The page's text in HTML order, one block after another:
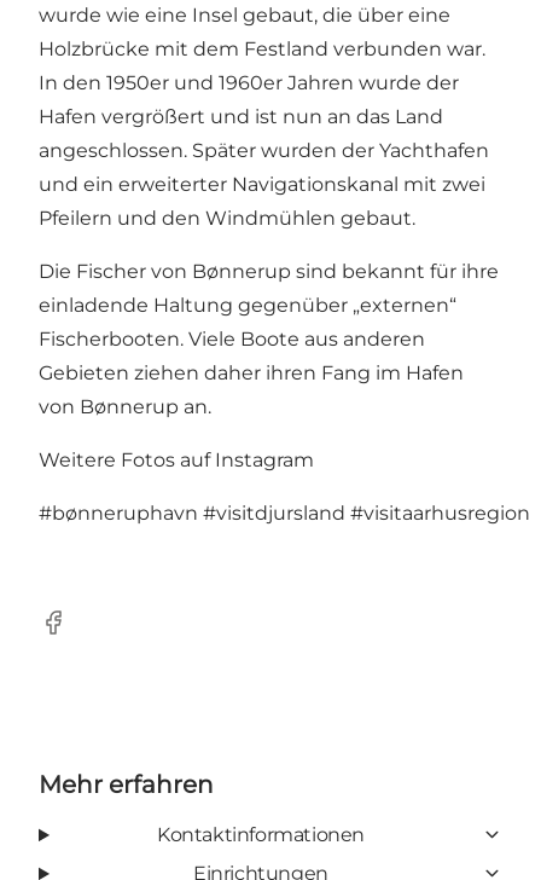
wurde wie eine Insel gebaut, die über eine
Holzbrücke mit dem Festland verbunden war.
In den 1950er und 1960er Jahren wurde der
Hafen vergrößert und ist nun an das Land
angeschlossen. Später wurden der Yachthafen
und ein erweiterter Navigationskanal mit zwei
Pfeilern und den Windmühlen gebaut.
Die Fischer von Bønnerup sind bekannt für ihre
einladende Haltung gegenüber „externen“
Fischerbooten. Viele Boote aus anderen
Gebieten ziehen daher ihren Fang im Hafen
von Bønnerup an.
Weitere Fotos auf Instagram
#bønneruphavn #visitdjursland #visitaarhusregion
Facebook
Mehr erfahren
Kontaktinformationen
Einrichtungen